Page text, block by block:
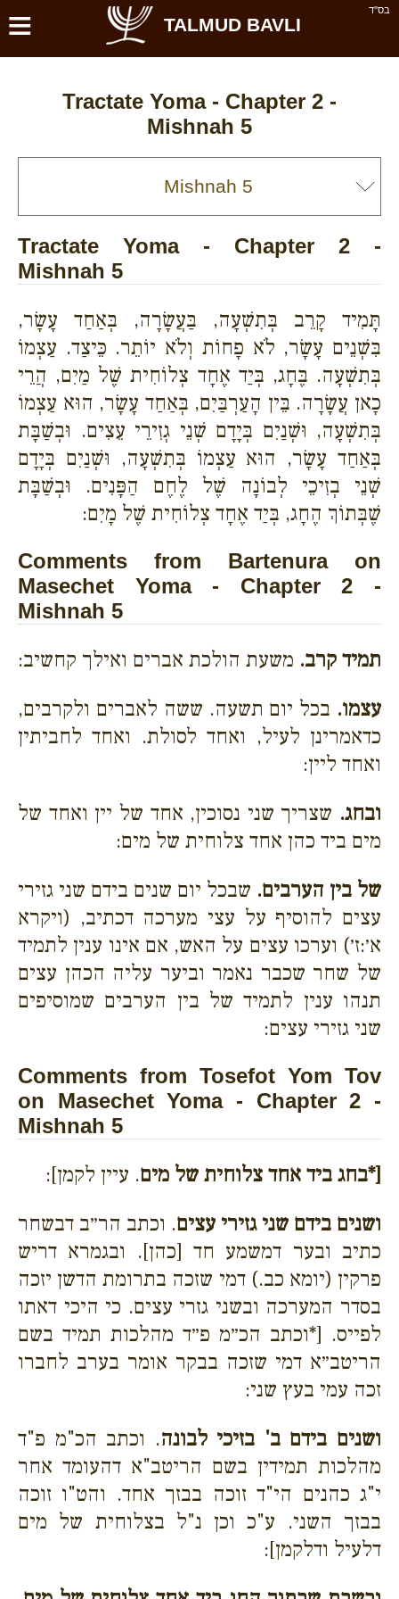
בס''ד ≡ TALMUD BAVLI
Tractate Yoma - Chapter 2 -
Mishnah 5
Tractate Yoma - Chapter 2 -
Mishnah 5
תָּמִיד קָרֵב בְּתִשְׁעָה, בַּעֲשָׂרָה, בְּאַחַד עָשָׂר,
בִּשְׁנֵים עָשָׂר, לֹא פָחוֹת וְלֹא יוֹתֵר. כֵּיצַד. עַצְמוֹ
בְּתִשְׁעָה. בֶּחָג, בְּיַד אֶחָד צְלוֹחִית שֶׁל מַיִם, הֲרֵי
כָאן עֲשָׂרָה. בֵּין הָעַרְבַּיִם, בְּאַחַד עָשָׂר, הוּא עַצְמוֹ
בְּתִשְׁעָה, וּשְׁנַיִם בְּיָדָם שְׁנֵי גְזִירֵי עֵצִים. וּבְשַׁבָּת
בְּאַחַד עָשָׂר, הוּא עַצְמוֹ בְּתִשְׁעָה, וּשְׁנַיִם בְּיָדָם
שְׁנֵי בְזִיכֵי לְבוֹנָה שֶׁל לֶחֶם הַפָּנִים. וּבְשַׁבָּת
שֶׁבְּתוֹךְ הֶחָג, בְּיַד אֶחָד צְלוֹחִית שֶׁל מָיִם:
Comments from Bartenura on
Masechet Yoma - Chapter 2 -
Mishnah 5
תמיד קרב. משעת הולכת אברים ואילך קחשיב:
עצמו. בכל יום תשעה. ששה לאברים ולקרבים,
כדאמרינן לעיל, ואחד לסולת. ואחד לחביתין
ואחד ליין:
ובחג. שצריך שני נסוכין, אחד של יין ואחד של
מים ביד כהן אחד צלוחית של מים:
של בין הערבים. שבכל יום שנים בידם שני גזירי
עצים להוסיף על עצי מערכה דכתיב, (ויקרא
א׳:ז׳) וערכו עצים על האש, אם אינו ענין לתמיד
של שחר שכבר נאמר וביער עליה הכהן עצים
תנהו ענין לתמיד של בין הערבים שמוסיפים
שני גזירי עצים:
Comments from Tosefot Yom Tov
on Masechet Yoma - Chapter 2 -
Mishnah 5
[*בחג ביד אחד צלוחית של מים. עיין לקמן]:
ושנים בידם שני גזירי עצים. וכתב הר״ב דבשחר
כתיב ובער דמשמע חד [כהן]. ובגמרא דריש
פרקין (יומא כב.) דמי שזכה בתרומת הדשן יזכה
בסדר המערכה ובשני גזרי עצים. כי היכי דאתו
לפייס. [*וכתב הכ״מ פ״ד מהלכות תמיד בשם
הריטב״א דמי שזכה בבקר אומר בערב לחברו
זכה עמי בעץ שני:
ושנים בידם ב' בזיכי לבונה. וכתב הכ"מ פ"ד
מהלכות תמידין בשם הריטב"א דהעומד אחר
י"ג כהנים הי"ד זוכה בבזך אחד. והט"ו זוכה
בבזך השני. ע"כ וכן נ"ל בצלוחית של מים
דלעיל ודלקמן]: